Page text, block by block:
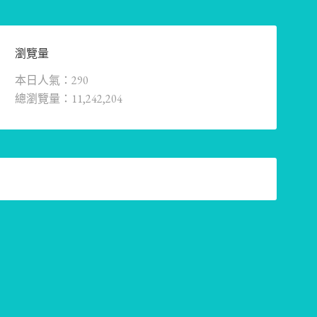
瀏覽量
本日人氣：290
總瀏覽量：11,242,204